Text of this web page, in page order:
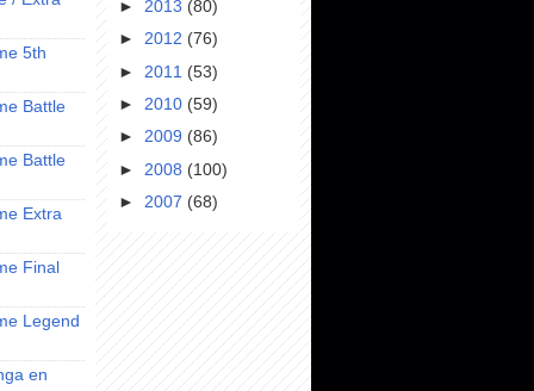
5th
Battle
Battle
Extra
Final
Legend
en
► 2013 (80)
► 2012 (76)
► 2011 (53)
► 2010 (59)
► 2009 (86)
► 2008 (100)
► 2007 (68)